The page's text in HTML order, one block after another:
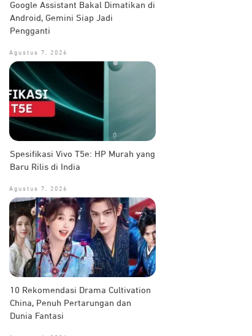
Google Assistant Bakal Dimatikan di
Android, Gemini Siap Jadi
Pengganti
Agustus 7, 2026
Spesifikasi Vivo T5e: HP Murah yang
Baru Rilis di India
Agustus 7, 2026
10 Rekomendasi Drama Cultivation
China, Penuh Pertarungan dan
Dunia Fantasi